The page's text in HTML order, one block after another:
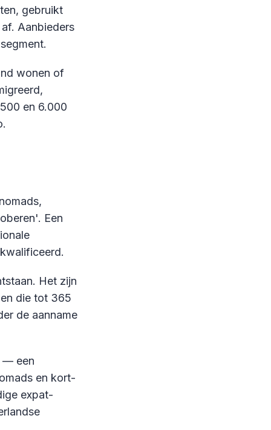
gebruikt
Aanbieders
wonen of
en 6.000
Een
Het zijn
die tot 365
de aanname
— een
en kort-
expat-